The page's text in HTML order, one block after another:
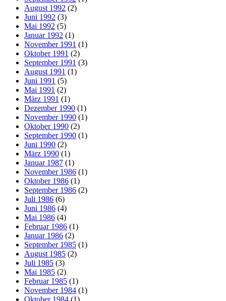
August 1992 (2)
Juni 1992 (3)
Mai 1992 (5)
Januar 1992 (1)
November 1991 (1)
Oktober 1991 (2)
September 1991 (3)
August 1991 (1)
Juni 1991 (5)
Mai 1991 (2)
März 1991 (1)
Dezember 1990 (1)
November 1990 (1)
Oktober 1990 (2)
September 1990 (1)
Juni 1990 (2)
März 1990 (1)
Januar 1987 (1)
November 1986 (1)
Oktober 1986 (1)
September 1986 (2)
Juli 1986 (6)
Juni 1986 (4)
Mai 1986 (4)
Februar 1986 (1)
Januar 1986 (2)
September 1985 (1)
August 1985 (2)
Juli 1985 (3)
Mai 1985 (2)
Februar 1985 (1)
November 1984 (1)